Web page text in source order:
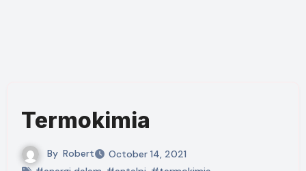
Termokimia
By Robert
October 14, 2021